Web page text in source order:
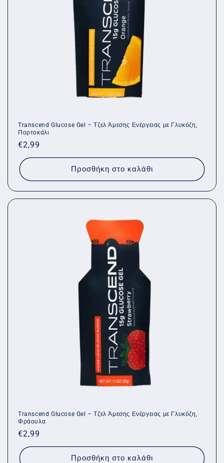
Transcend Glucose Gel – Τζελ Άμεσης Ενέργειας με Γλυκόζη,
Πορτοκάλι
Κανονική
τιμή
€2,99
Προσθήκη στο καλάθι
Transcend Glucose Gel – Τζελ Άμεσης Ενέργειας με Γλυκόζη,
Φράουλα
Κανονική
τιμή
€2,99
Προσθήκη στο καλάθι